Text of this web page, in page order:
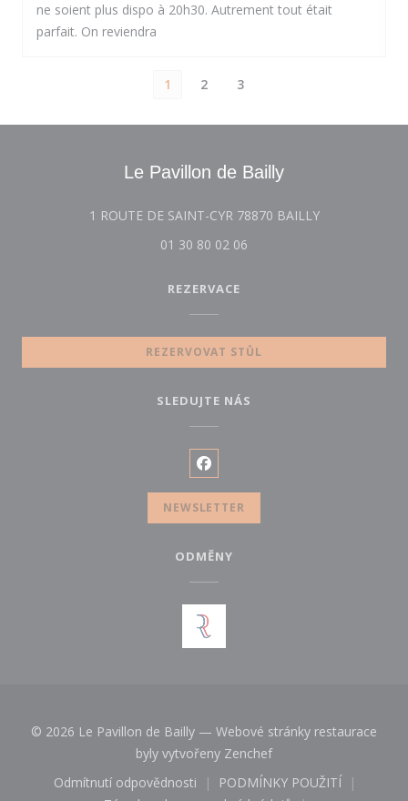
ne soient plus dispo à 20h30. Autrement tout était
parfait. On reviendra
1 2 3
Le Pavillon de Bailly
1 ROUTE DE SAINT-CYR 78870 BAILLY((otevře se v
01 30 80 02 06
REZERVACE
REZERVOVAT STŮL
SLEDUJTE NÁS
Facebook ((otevře se v
NEWSLETTER
ODMĚNY
© 2026 Le Pavillon de Bailly — Webové stránky restaurace
byly vytvořeny Zenchef((otevře se v novém
Odmítnutí odpovědnosti
((otevře se v novém okně))
PODMÍNKY POUŽITÍ
((otevře se v